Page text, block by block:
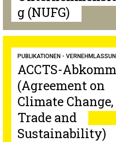
g (NUFG)
PUBLIKATIONEN -
ACCTS-
(Agreement on
Climate Change,
Trade and
Sustainability)